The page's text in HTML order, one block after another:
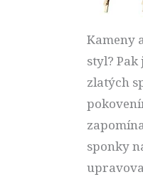
Kameny
styl?
zlatých
sponky